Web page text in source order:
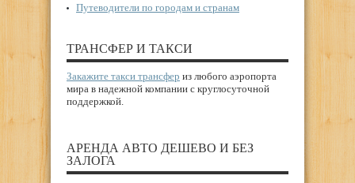
Путеводители по городам и странам
ТРАНСФЕР И ТАКСИ
Закажите такси трансфер из любого аэропорта
мира в надежной компании с круглосуточной
поддержкой.
АРЕНДА АВТО ДЕШЕВО И БЕЗ
ЗАЛОГА